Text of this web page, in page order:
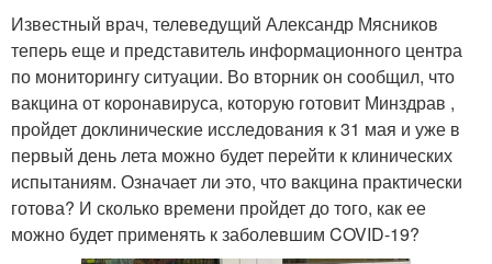
Известный врач, телеведущий Александр Мясников
теперь еще и представитель информационного центра
по мониторингу ситуации. Во вторник он сообщил, что
вакцина от коронавируса, которую готовит Минздрав ,
пройдет доклинические исследования к 31 мая и уже в
первый день лета можно будет перейти к клинических
испытаниям. Означает ли это, что вакцина практически
готова? И сколько времени пройдет до того, как ее
можно будет применять к заболевшим COVID-19?